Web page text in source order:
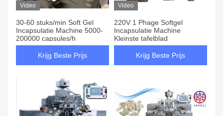
Video
30-60 stuks/min Soft Gel
Incapsulatie Machine 5000-
200000 capsules/h
Krijg Beste Prijs
Video
220V 1 Phage Softgel
Incapsulatie Machine
Kleinste tafelblad
Krijg Beste Prijs